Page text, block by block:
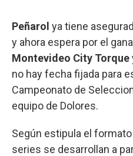
Peñarol ya tiene
y ahora espera por el
Montevideo City Torque
no hay fecha fijada para
Campeonato de
equipo de Dolores.
Según estipula el
series se desarrollan a